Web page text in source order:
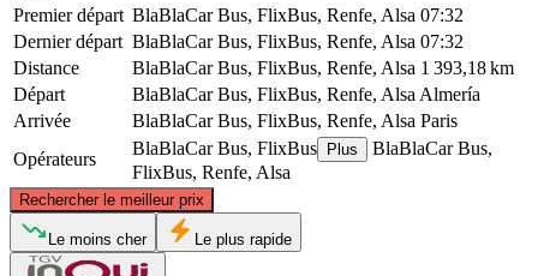
Premier départ BlaBlaCar Bus, FlixBus, Renfe, Alsa 07:32
Dernier départ BlaBlaCar Bus, FlixBus, Renfe, Alsa 07:32
Distance
BlaBlaCar Bus, FlixBus, Renfe, Alsa 1 393,18 km
Départ
BlaBlaCar Bus, FlixBus, Renfe, Alsa Almería
Arrivée
BlaBlaCar Bus, FlixBus, Renfe, Alsa Paris
Opérateurs
BlaBlaCar Bus, FlixBus Plus
BlaBlaCar Bus,
FlixBus, Renfe, Alsa
Rechercher le meilleur prix
©CARTO
Le moins cher Le plus rapide